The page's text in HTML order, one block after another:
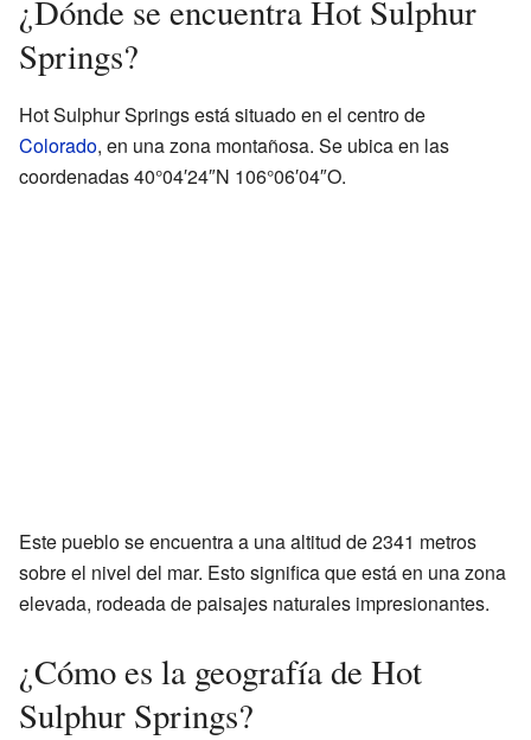
¿Dónde se encuentra Hot Sulphur
Springs?
Hot Sulphur Springs está situado en el centro de
Colorado, en una zona montañosa. Se ubica en las
coordenadas 40°04′24″N 106°06′04″O.
Este pueblo se encuentra a una altitud de 2341 metros
sobre el nivel del mar. Esto significa que está en una zona
elevada, rodeada de paisajes naturales impresionantes.
¿Cómo es la geografía de Hot
Sulphur Springs?